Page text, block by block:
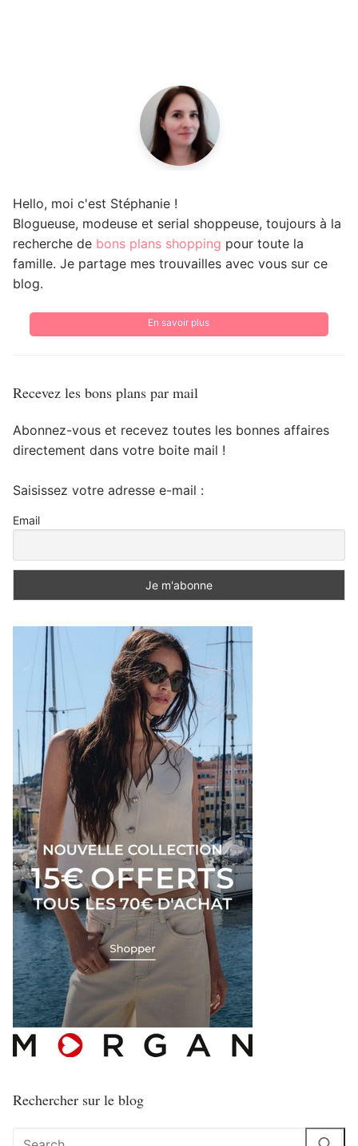
Hello, moi c'est Stéphanie !
Blogueuse, modeuse et serial shoppeuse, toujours à la
recherche de bons plans shopping pour toute la
famille. Je partage mes trouvailles avec vous sur ce
blog.
En savoir plus
Recevez les bons plans par mail
Abonnez-vous et recevez toutes les bonnes affaires
directement dans votre boite mail !
Saisissez votre adresse e-mail :
Email
Rechercher sur le blog
Rechercher